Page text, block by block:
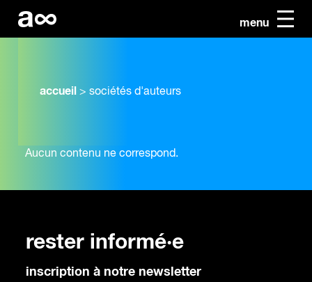
menu
accueil > sociétés d'auteurs
Aucun contenu ne correspond.
rester informé·e
inscription à notre newsletter